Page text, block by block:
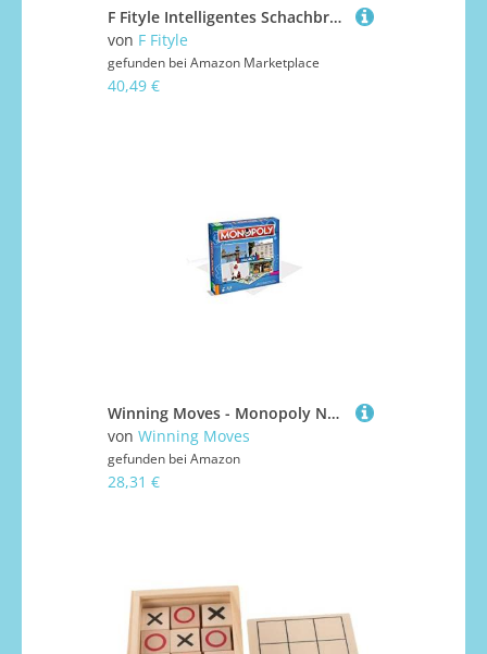
F Fityle Intelligentes Schachbrettspiel für, Lernspielzeug, Unterhaltung, Memory Master, KI, elektrisches Brettspiel, interaktives Spielzeug für
von F Fityle
gefunden bei Amazon Marketplace
40,49 €
Winning Moves - Monopoly Nancy – Gesellschaftsspiel – Brettspiel – Edition Städte und Regionen – 2 bis 6 Spieler – französische Version
von Winning Moves
gefunden bei Amazon
28,31 €